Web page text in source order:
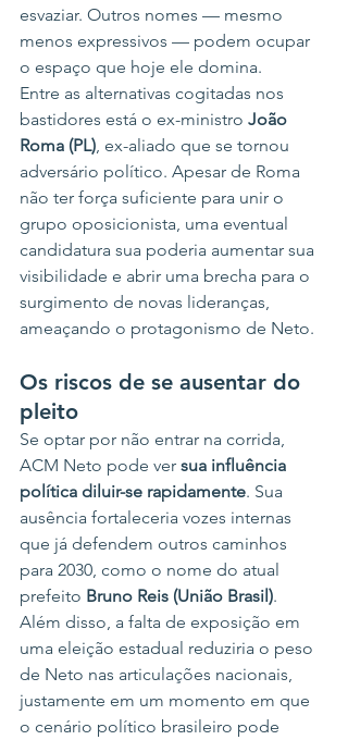
esvaziar. Outros nomes — mesmo
menos expressivos — podem ocupar
o espaço que hoje ele domina.
Entre as alternativas cogitadas nos
bastidores está o ex-ministro João
Roma (PL) , ex-aliado que se tornou
adversário político. Apesar de Roma
não ter força suficiente para unir o
grupo oposicionista, uma eventual
candidatura sua poderia aumentar sua
visibilidade e abrir uma brecha para o
surgimento de novas lideranças,
ameaçando o protagonismo de Neto.
Os riscos de se ausentar do
pleito
Se optar por não entrar na corrida,
ACM Neto pode ver sua influência
política diluir-se rapidamente. Sua
ausência fortaleceria vozes internas
que já defendem outros caminhos
para 2030, como o nome do atual
prefeito Bruno Reis (União Brasil).
Além disso, a falta de exposição em
uma eleição estadual reduziria o peso
de Neto nas articulações nacionais,
justamente em um momento em que
o cenário político brasileiro pode